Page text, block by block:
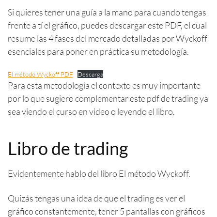
Si quieres tener una guía a la mano para cuando tengas
frente a tí el gráfico, puedes descargar este PDF, el cual
resume las 4 fases del mercado detalladas por Wyckoff
esenciales para poner en práctica su metodología.
El método Wyckoff PDF Descarga
Para esta metodología el contexto es muy importante
por lo que sugiero complementar este pdf de trading ya
sea viendo el curso en video o leyendo el libro.
Libro de trading
Evidentemente hablo del libro El método Wyckoff.
Quizás tengas una idea de que el trading es ver el
gráfico constantemente, tener 5 pantallas con gráficos